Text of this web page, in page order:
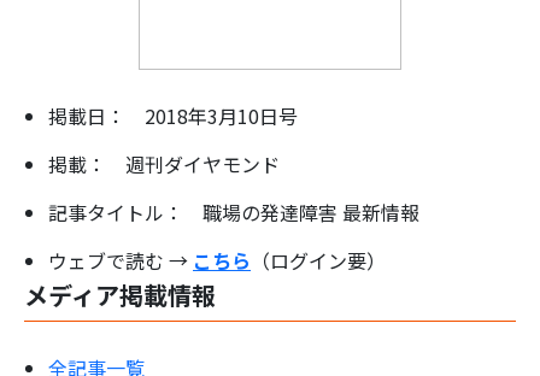
掲載日： 2018年3月10日号
掲載： 週刊ダイヤモンド
記事タイトル： 職場の発達障害 最新情報
ウェブで読む → こちら （ログイン要）
メディア掲載情報
全記事一覧